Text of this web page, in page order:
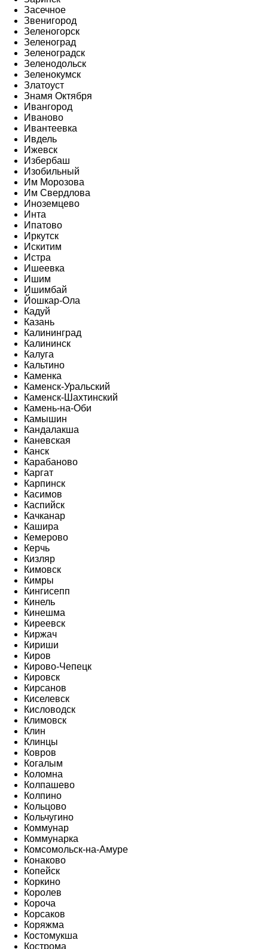
Засечное
Звенигород
Зеленогорск
Зеленоград
Зеленоградск
Зеленодольск
Зеленокумск
Златоуст
Знамя Октября
Ивангород
Иваново
Ивантеевка
Ивдель
Ижевск
Избербаш
Изобильный
Им Морозова
Им Свердлова
Иноземцево
Инта
Ипатово
Иркутск
Искитим
Истра
Ишеевка
Ишим
Ишимбай
Йошкар-Ола
Кадуй
Казань
Калининград
Калининск
Калуга
Кальтино
Каменка
Каменск-Уральский
Каменск-Шахтинский
Камень-на-Оби
Камышин
Кандалакша
Каневская
Канск
Карабаново
Каргат
Карпинск
Касимов
Каспийск
Качканар
Кашира
Кемерово
Керчь
Кизляр
Кимовск
Кимры
Кингисепп
Кинель
Кинешма
Киреевск
Киржач
Кириши
Киров
Кирово-Чепецк
Кировск
Кирсанов
Киселевск
Кисловодск
Климовск
Клин
Клинцы
Ковров
Когалым
Коломна
Колпашево
Колпино
Кольцово
Кольчугино
Коммунар
Коммунарка
Комсомольск-на-Амуре
Конаково
Копейск
Коркино
Королев
Короча
Корсаков
Коряжма
Костомукша
Кострома